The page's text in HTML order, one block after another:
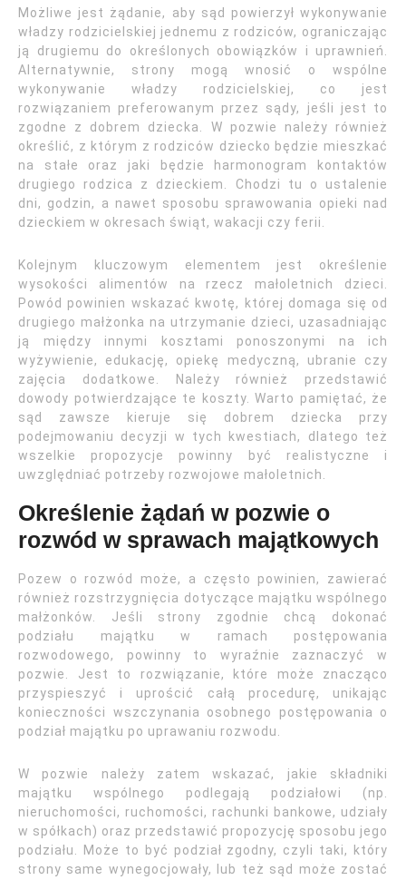
Możliwe jest żądanie, aby sąd powierzył wykonywanie
władzy rodzicielskiej jednemu z rodziców, ograniczając
ją drugiemu do określonych obowiązków i uprawnień.
Alternatywnie, strony mogą wnosić o wspólne
wykonywanie władzy rodzicielskiej, co jest
rozwiązaniem preferowanym przez sądy, jeśli jest to
zgodne z dobrem dziecka. W pozwie należy również
określić, z którym z rodziców dziecko będzie mieszkać
na stałe oraz jaki będzie harmonogram kontaktów
drugiego rodzica z dzieckiem. Chodzi tu o ustalenie
dni, godzin, a nawet sposobu sprawowania opieki nad
dzieckiem w okresach świąt, wakacji czy ferii.
Kolejnym kluczowym elementem jest określenie
wysokości alimentów na rzecz małoletnich dzieci.
Powód powinien wskazać kwotę, której domaga się od
drugiego małżonka na utrzymanie dzieci, uzasadniając
ją między innymi kosztami ponoszonymi na ich
wyżywienie, edukację, opiekę medyczną, ubranie czy
zajęcia dodatkowe. Należy również przedstawić
dowody potwierdzające te koszty. Warto pamiętać, że
sąd zawsze kieruje się dobrem dziecka przy
podejmowaniu decyzji w tych kwestiach, dlatego też
wszelkie propozycje powinny być realistyczne i
uwzględniać potrzeby rozwojowe małoletnich.
Określenie żądań w pozwie o
rozwód w sprawach majątkowych
Pozew o rozwód może, a często powinien, zawierać
również rozstrzygnięcia dotyczące majątku wspólnego
małżonków. Jeśli strony zgodnie chcą dokonać
podziału majątku w ramach postępowania
rozwodowego, powinny to wyraźnie zaznaczyć w
pozwie. Jest to rozwiązanie, które może znacząco
przyspieszyć i uprościć całą procedurę, unikając
konieczności wszczynania osobnego postępowania o
podział majątku po uprawaniu rozwodu.
W pozwie należy zatem wskazać, jakie składniki
majątku wspólnego podlegają podziałowi (np.
nieruchomości, ruchomości, rachunki bankowe, udziały
w spółkach) oraz przedstawić propozycję sposobu jego
podziału. Może to być podział zgodny, czyli taki, który
strony same wynegocjowały, lub też sąd może zostać